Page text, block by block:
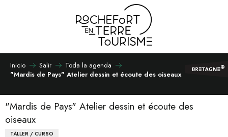
Inicio Salir
Toda la agenda
"Mardis de Pays" Atelier dessin et écoute des oiseaux
"Mardis de Pays" Atelier dessin et écoute des
oiseaux
TALLER / CURSO